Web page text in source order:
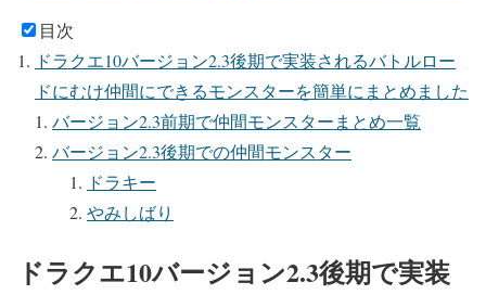
目次
ドラクエ10バージョン2.3後期で実装されるバトルロー
ドにむけ仲間にできるモンスターを簡単にまとめました
バージョン2.3前期で仲間モンスターまとめ一覧
バージョン2.3後期での仲間モンスター
ドラキー
やみしばり
ドラクエ10バージョン2.3後期で実装